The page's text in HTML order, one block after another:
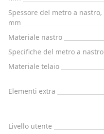
Spessore del metro a nastro,
mm
Materiale nastro
Specifiche del metro a nastro
Materiale telaio
Elementi extra
Livello utente